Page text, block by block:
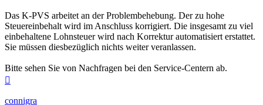
Das K-PVS arbeitet an der Problembehebung. Der zu hohe
Steuereinbehalt wird im Anschluss korrigiert. Die insgesamt zu viel
einbehaltene Lohnsteuer wird nach Korrektur automatisiert erstattet.
Sie müssen diesbezüglich nichts weiter veranlassen.
Bitte sehen Sie von Nachfragen bei den Service-Centern ab.
connigra